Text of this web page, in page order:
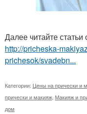
Далее читайте
http://pricheska-
prichesok/svadebn...
Категории: Цены на прически и
прически и макияж, Макияж и
дом